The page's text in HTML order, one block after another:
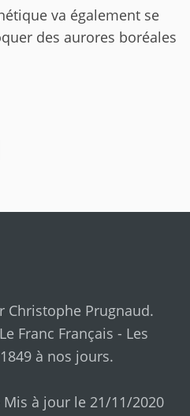
va également se
des aurores boréales
Christophe Prugnaud.
Le Franc Français - Les
à nos jours.
à jour le 21/11/2020